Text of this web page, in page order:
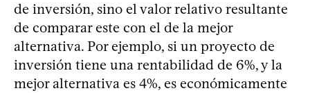
de inversión, sino el valor relativo resultante
de comparar este con el de la mejor
alternativa. Por ejemplo, si un proyecto de
inversión tiene una rentabilidad de 6%, y la
mejor alternativa es 4%, es económicamente